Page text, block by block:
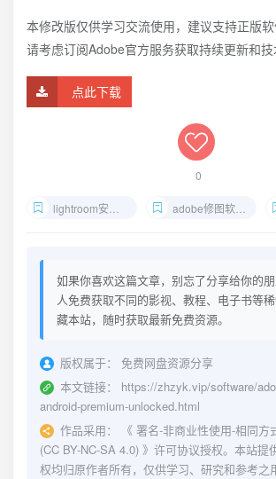
本修改版仅供学习交流使用，建议支持正版
请考虑订阅Adobe官方服务获取持续更新和技
点此下载
0
lightroom安卓破解版 adobe修图软件解锁版
如果你喜欢这篇文章，别忘了分享给你的
人免费获取不同的影视、教程、电子书等
藏本站，随时获取最新免费资源。
版权属于：
免费网盘资源分享
本文链接：
https://zhzyk.vip/software/
android-premium-unlocked.html
作品采用：
《 署名-非商业性使用-相同方
(CC BY-NC-SA 4.0) 》许可协议授权。本站提
权均归原作者所有，仅供学习、研究和参考之